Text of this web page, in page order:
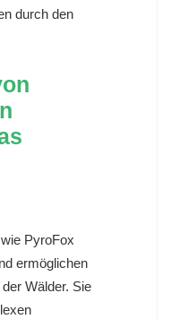
durch den
PyroFox
ermöglichen
Wälder. Sie